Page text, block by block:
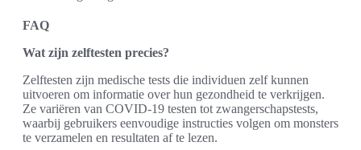
FAQ
Wat zijn zelftesten precies?
Zelftesten zijn medische tests die individuen zelf kunnen
uitvoeren om informatie over hun gezondheid te verkrijgen.
Ze variëren van COVID-19 testen tot zwangerschapstests,
waarbij gebruikers eenvoudige instructies volgen om monsters
te verzamelen en resultaten af te lezen.